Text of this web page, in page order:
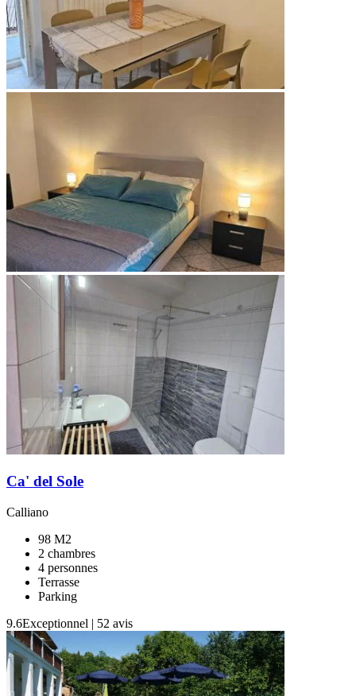
Ca' del Sole
Calliano
98 M2
2 chambres
4 personnes
Terrasse
Parking
9.6Exceptionnel | 52 avis